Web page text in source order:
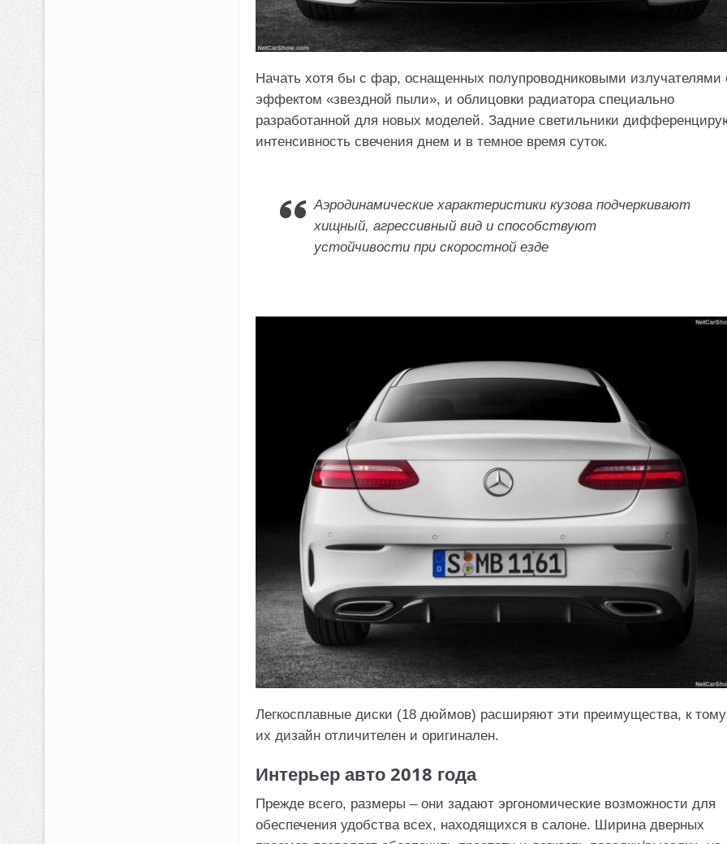
Начать хотя бы с фар, оснащенных полупроводниковыми излучателями
эффектом «звездной пыли», и облицовки радиатора специально
разработанной для новых моделей. Задние светильники
интенсивность свечения днем и в темное время суток.
Аэродинамические характеристики кузова подчеркивают
хищный, агрессивный вид и способствуют
устойчивости при скоростной езде
Легкосплавные диски (18 дюймов) расширяют эти преимущества, к
их дизайн отличителен и оригинален.
Интерьер авто 2018 года
Прежде всего, размеры – они задают эргономические возможности для
обеспечения удобства всех, находящихся в салоне. Ширина дверных